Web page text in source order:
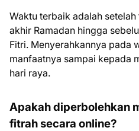
Waktu terbaik adalah
akhir Ramadan hingga
Fitri. Menyerahkannya pada
manfaatnya sampai kepada
hari raya.
Apakah diperbolehkan
fitrah secara online?